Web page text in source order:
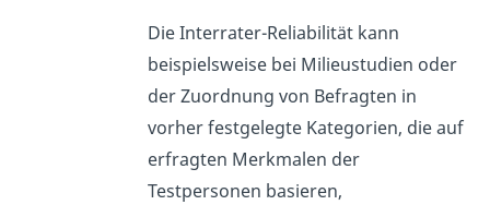
Die Interrater-Reliabilität kann
beispielsweise bei Milieustudien oder
der Zuordnung von Befragten in
vorher festgelegte Kategorien, die auf
erfragten Merkmalen der
Testpersonen basieren,